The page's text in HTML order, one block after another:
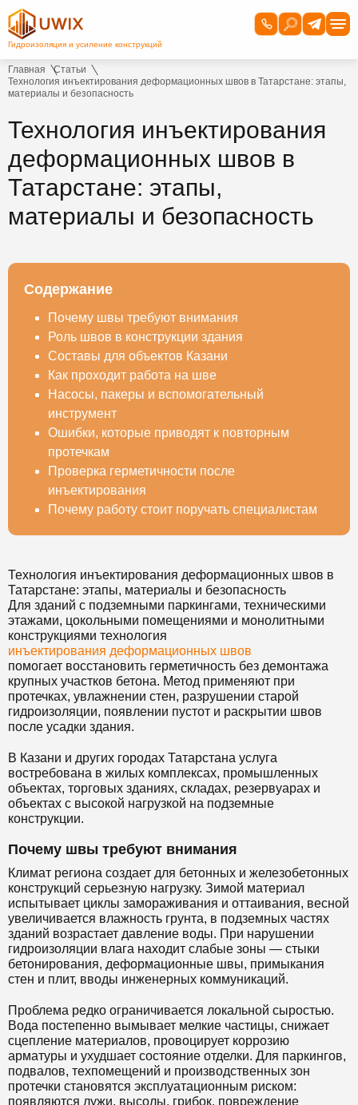
Главная
Статьи
Технология инъектирования деформационных швов в Татарстане: этапы,
материалы и безопасность
Технология инъектирования
деформационных швов в
Татарстане: этапы,
материалы и безопасность
Содержание
Почему швы требуют внимания
Роль швов в конструкции здания
Составы для объектов Казани
Как проходит работа на шве
Насосы, пакеры и вспомогательный
инструмент
Ошибки, которые приводят к повторным
протечкам
Проверка герметичности после
инъектирования
Почему работу стоит поручать специалистам
Технология инъектирования деформационных швов в
Татарстане: этапы, материалы и безопасность
Для зданий с подземными паркингами, техническими
этажами, цокольными помещениями и монолитными
конструкциями технология
инъектирования деформационных швов
помогает восстановить герметичность без демонтажа
крупных участков бетона. Метод применяют при
протечках, увлажнении стен, разрушении старой
гидроизоляции, появлении пустот и раскрытии швов
после усадки здания.
В Казани и других городах Татарстана услуга
востребована в жилых комплексах, промышленных
объектах, торговых зданиях, складах, резервуарах и
объектах с высокой нагрузкой на подземные
конструкции.
Почему швы требуют внимания
Климат региона создает для бетонных и железобетонных
конструкций серьезную нагрузку. Зимой материал
испытывает циклы замораживания и оттаивания, весной
увеличивается влажность грунта, в подземных частях
зданий возрастает давление воды. При нарушении
гидроизоляции влага находит слабые зоны — стыки
бетонирования, деформационные швы, примыкания
стен и плит, вводы инженерных коммуникаций.
Проблема редко ограничивается локальной сыростью.
Вода постепенно вымывает мелкие частицы, снижает
сцепление материалов, провоцирует коррозию
арматуры и ухудшает состояние отделки. Для паркингов,
подвалов, техпомещений и производственных зон
протечки становятся эксплуатационным риском:
появляются лужи, высолы, грибок, повреждение